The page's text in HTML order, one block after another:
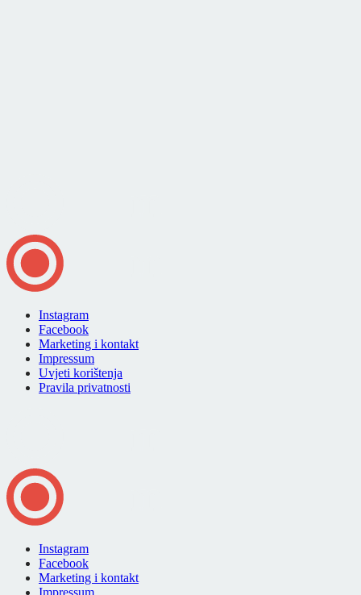
Instagram
Facebook
Marketing i kontakt
Impressum
Uvjeti korištenja
Pravila privatnosti
Instagram
Facebook
Marketing i kontakt
Impressum